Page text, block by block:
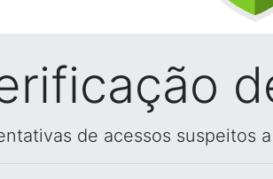
de acessos suspeitos